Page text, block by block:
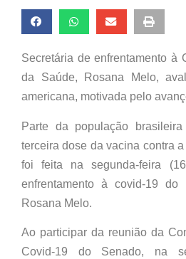
Secretária de enfrentamento à
da Saúde, Rosana Melo,
americana, motivada pelo
Parte da população
terceira dose da vacina contra
foi feita na segunda-feira
enfrentamento à covid-19 do
Rosana Melo.
Ao participar da reunião da
Covid-19 do Senado, na